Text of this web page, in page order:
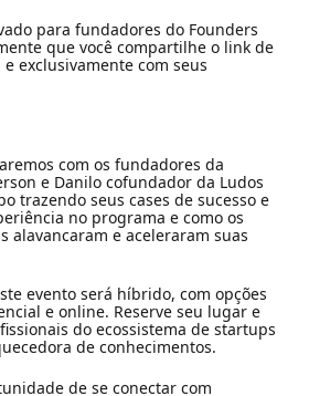
para fundadores do Founders
que você compartilhe o link de
exclusivamente com seus
com os fundadores da
e Danilo cofundador da Ludos
trazendo seus cases de sucesso e
no programa e como os
alavancaram e aceleraram suas
evento será híbrido, com opções
e online. Reserve seu lugar e
do ecossistema de startups
de conhecimentos.
de se conectar com